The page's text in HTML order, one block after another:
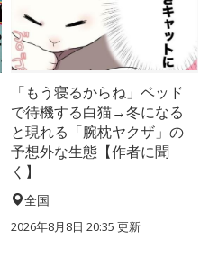
「もう寝るからね」ベッド
で待機する白猫→冬になる
と現れる「腕枕ヤクザ」の
予想外な生態【作者に聞
く】
全国
2026年8月8日 20:35 更新